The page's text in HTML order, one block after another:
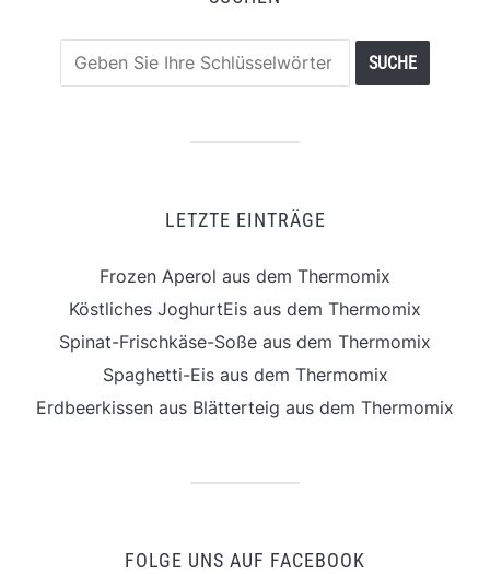
LETZTE EINTRÄGE
Frozen Aperol aus dem Thermomix
Köstliches JoghurtEis aus dem Thermomix
Spinat-Frischkäse-Soße aus dem Thermomix
Spaghetti-Eis aus dem Thermomix
Erdbeerkissen aus Blätterteig aus dem Thermomix
FOLGE UNS AUF FACEBOOK